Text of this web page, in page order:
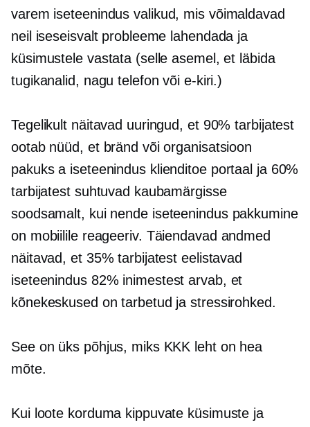
varem iseteenindus valikud, mis võimaldavad
neil iseseisvalt probleeme lahendada ja
küsimustele vastata (selle asemel, et läbida
tugikanalid, nagu telefon või e-kiri.)
Tegelikult näitavad uuringud, et 90% tarbijatest
ootab nüüd, et bränd või organisatsioon
pakuks a iseteenindusklienditoe portaal ja 60%
tarbijatest suhtuvad kaubamärgisse
soodsamalt, kui nende iseteeninduspakkumine
on mobiilile reageeriv. Täiendavad andmed
näitavad, et 35% tarbijatest eelistavad
iseteenindus82% inimestest arvab, et
kõnekeskused on tarbetud ja stressirohked.
See on üks põhjus, miks KKK leht on hea
mõte.
Kui loote korduma kippuvate küsimuste ja